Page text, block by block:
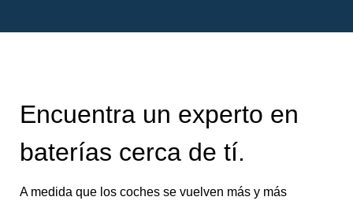
Encuentra un experto en
baterías cerca de tí.
A medida que los coches se vuelven más y más